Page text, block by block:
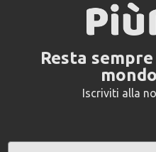
Resta
Iscriviti alla